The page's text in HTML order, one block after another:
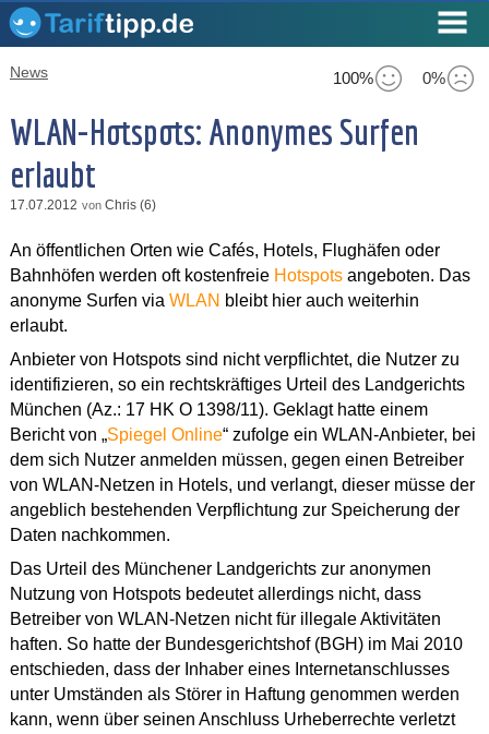
100% 0%
News
WLAN-Hotspots: Anonymes Surfen
erlaubt
17.07.2012 von Chris (6)
An öffentlichen Orten wie Cafés, Hotels, Flughäfen oder
Bahnhöfen werden oft kostenfreie Hotspotsangeboten. Das
anonyme Surfen via WLAN bleibt hier auch weiterhin
erlaubt.
Anbieter von Hotspots sind nicht verpflichtet, die Nutzer zu
identifizieren, so ein rechtskräftiges Urteil des Landgerichts
München (Az.: 17 HK O 1398/11). Geklagt hatte einem
Bericht von „Spiegel Online“ zufolge ein WLAN-Anbieter, bei
dem sich Nutzer anmelden müssen, gegen einen Betreiber
von WLAN-Netzen in Hotels, und verlangt, dieser müsse der
angeblich bestehenden Verpflichtung zur Speicherung der
Daten nachkommen.
Das Urteil des Münchener Landgerichts zur anonymen
Nutzung von Hotspots bedeutet allerdings nicht, dass
Betreiber von WLAN-Netzen nicht für illegale Aktivitäten
haften. So hatte der Bundesgerichtshof (BGH) im Mai 2010
entschieden, dass der Inhaber eines Internetanschlusses
unter Umständen als Störer in Haftung genommen werden
kann, wenn über seinen Anschluss Urheberrechte verletzt